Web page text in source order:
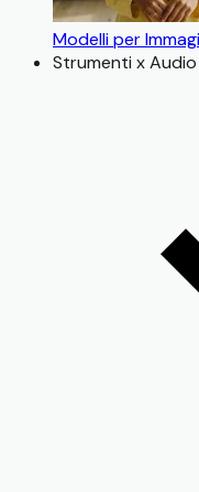
Modelli per
Strumenti x Audio